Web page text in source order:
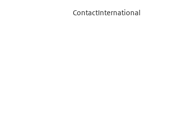
ContactInternational